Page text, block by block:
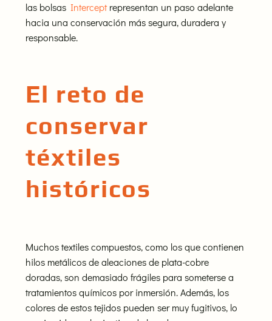
las bolsas Interceptrepresentan un paso adelante
hacia una conservación más segura, duradera y
responsable.
El reto de
conservar
téxtiles
históricos
Muchos textiles compuestos, como los que contienen
hilos metálicos de aleaciones de plata-cobre
doradas, son demasiado frágiles para someterse a
tratamientos químicos por inmersión. Además, los
colores de estos tejidos pueden ser muy fugitivos, lo